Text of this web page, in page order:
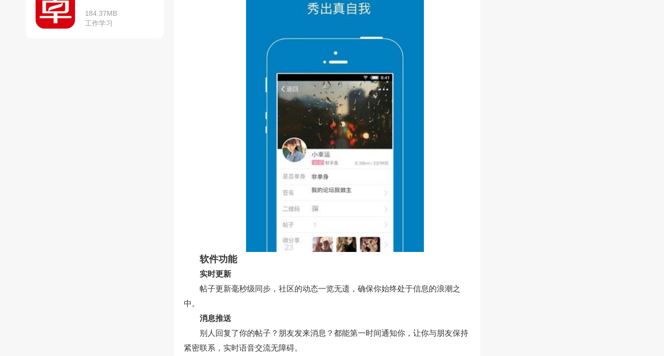
184.37MB
工作学习
软件功能
实时更新
帖子更新毫秒级同步，社区的动态一览无遗，确保你始终处于信息的浪潮之
中。
消息推送
别人回复了你的帖子？朋友发来消息？都能第一时间通知你，让你与朋友保持
紧密联系，实时语音交流无障碍。